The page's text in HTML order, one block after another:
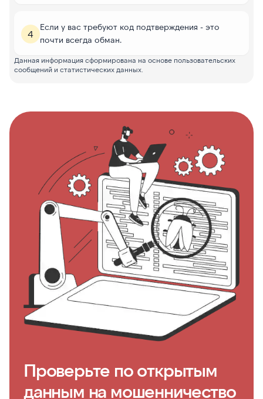
4
Если у вас требуют код подтверждения - это
почти всегда обман.
Данная информация сформирована на основе пользовательских
сообщений и статистических данных.
Проверьте по открытым
данным на мошенничество